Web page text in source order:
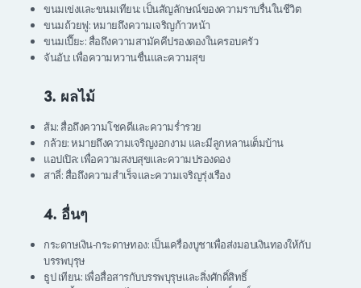
ขนมเข่งและขนมเทียน: เป็นสัญลักษณ์ของความราบรื่นในชีวิต
ขนมถ้วยฟู: หมายถึงความเจริญก้าวหน้า
ขนมเปี๊ยะ: สื่อถึงความสามัคคีปรองดองในครอบครัว
จันอับ: เพื่อความหวานชื่นและความสุข
3. ผลไม้
ส้ม: สื่อถึงความโชคดีและความร่ำรวย
กล้วย: หมายถึงความเจริญงอกงาม และมีลูกหลานเต็มบ้าน
แอปเปิล: เพื่อความสงบสุขและความปรองดอง
สาลี่: สื่อถึงความสำเร็จและความเจริญรุ่งเรือง
4. อื่นๆ
กระดาษเงิน-กระดาษทอง: เป็นเครื่องบูชาเพื่อส่งมอบเงินทองให้กับ
บรรพบุรุษ
ธูป เทียน: เพื่อสื่อสารกับบรรพบุรุษและสิ่งศักดิ์สิทธิ์